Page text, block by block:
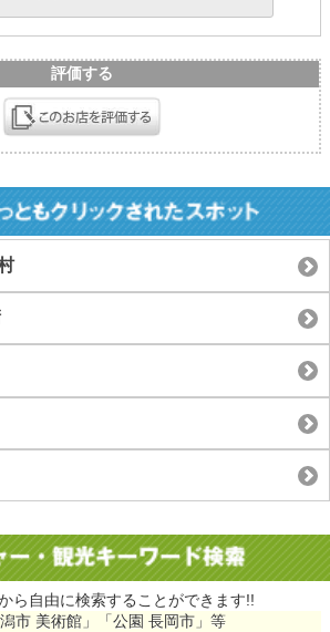
評価する
ら自由に検索することができます!!
市 美術館」「公園 長岡市」等